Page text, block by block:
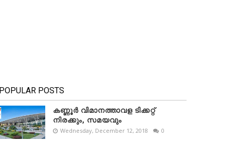
POPULAR POSTS
കണ്ണൂർ വിമാനത്താവള ടിക്കറ്റ്
നിരക്കും, സമയവും
Wednesday, December 12, 2018 0